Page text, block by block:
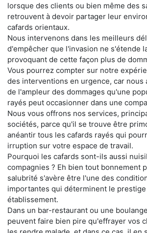
lorsque des clients ou bien même des
retrouvent à devoir partager leur
cafards orientaux.
Nous intervenons dans les meilleurs
d'empêcher que l'invasion ne s'étende
provoquant de cette façon plus de
Vous pourrez compter sur notre
des interventions en urgence, car nous
de l'ampleur des dommages qu'une
rayés peut occasionner dans une
Nous vous offrons nos services,
sociétés, parce qu'il se trouve être
anéantir tous les cafards rayés qui
irruption sur votre espace de travail.
Pourquoi les cafards sont-ils aussi
compagnies ? Eh bien tout bonnement
salubrité s'avère être l'une des
importantes qui déterminent le
établissement.
Dans un bar-restaurant ou une
peuvent faire bien pire qu'effrayer vos